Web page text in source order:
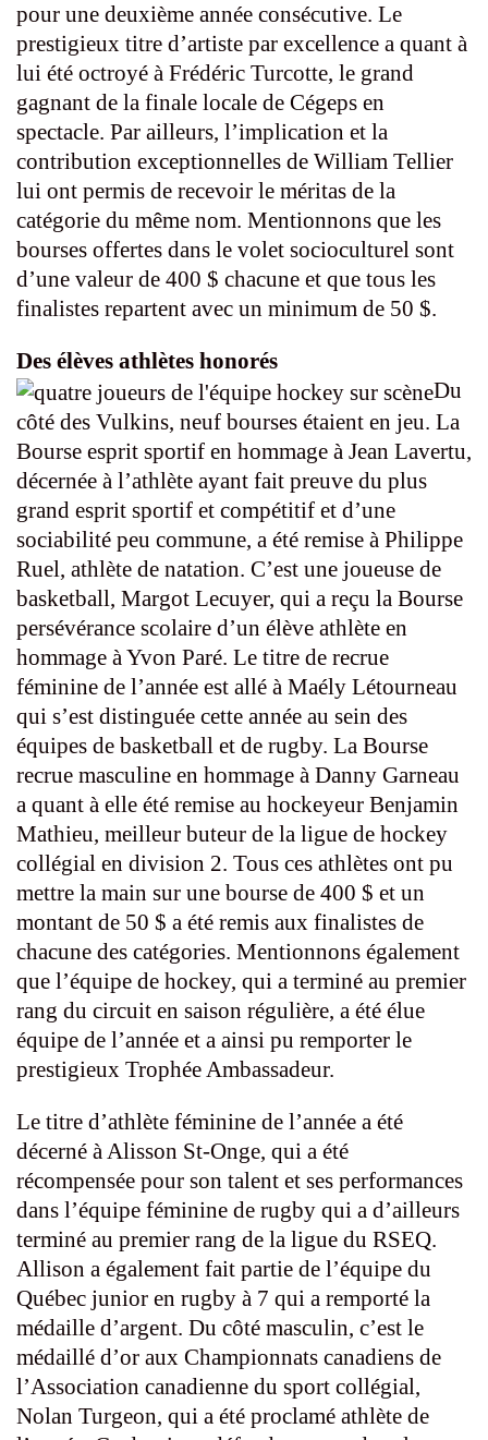
pour une deuxième année consécutive. Le
prestigieux titre d’artiste par excellence a quant à
lui été octroyé à Frédéric Turcotte, le grand
gagnant de la finale locale de Cégeps en
spectacle. Par ailleurs, l’implication et la
contribution exceptionnelles de William Tellier
lui ont permis de recevoir le méritas de la
catégorie du même nom. Mentionnons que les
bourses offertes dans le volet socioculturel sont
d’une valeur de 400 $ chacune et que tous les
finalistes repartent avec un minimum de 50 $.
Des élèves athlètes honorés
Du
côté des Vulkins, neuf bourses étaient en jeu. La
Bourse esprit sportif en hommage à Jean Lavertu,
décernée à l’athlète ayant fait preuve du plus
grand esprit sportif et compétitif et d’une
sociabilité peu commune, a été remise à Philippe
Ruel, athlète de natation. C’est une joueuse de
basketball, Margot Lecuyer, qui a reçu la Bourse
persévérance scolaire d’un élève athlète en
hommage à Yvon Paré. Le titre de recrue
féminine de l’année est allé à Maély Létourneau
qui s’est distinguée cette année au sein des
équipes de basketball et de rugby. La Bourse
recrue masculine en hommage à Danny Garneau
a quant à elle été remise au hockeyeur Benjamin
Mathieu, meilleur buteur de la ligue de hockey
collégial en division 2. Tous ces athlètes ont pu
mettre la main sur une bourse de 400 $ et un
montant de 50 $ a été remis aux finalistes de
chacune des catégories. Mentionnons également
que l’équipe de hockey, qui a terminé au premier
rang du circuit en saison régulière, a été élue
équipe de l’année et a ainsi pu remporter le
prestigieux Trophée Ambassadeur.
Le titre d’athlète féminine de l’année a été
décerné à Alisson St-Onge, qui a été
récompensée pour son talent et ses performances
dans l’équipe féminine de rugby qui a d’ailleurs
terminé au premier rang de la ligue du RSEQ.
Allison a également fait partie de l’équipe du
Québec junior en rugby à 7 qui a remporté la
médaille d’argent. Du côté masculin, c’est le
médaillé d’or aux Championnats canadiens de
l’Association canadienne du sport collégial,
Nolan Turgeon, qui a été proclamé athlète de